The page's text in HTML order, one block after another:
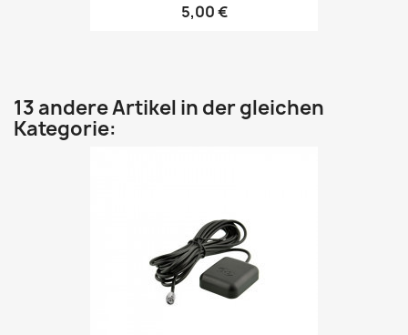
5,00 €
13 andere Artikel in der gleichen
Kategorie: